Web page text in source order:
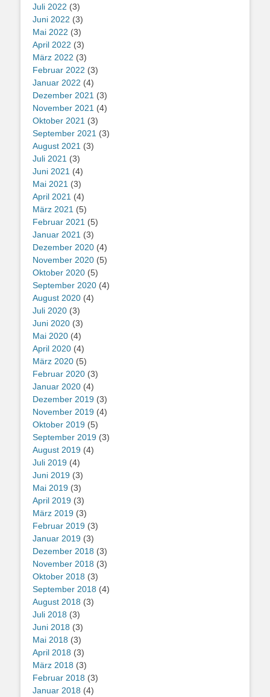
Juli 2022 (3)
Juni 2022 (3)
Mai 2022 (3)
April 2022 (3)
März 2022 (3)
Februar 2022 (3)
Januar 2022 (4)
Dezember 2021 (3)
November 2021 (4)
Oktober 2021 (3)
September 2021 (3)
August 2021 (3)
Juli 2021 (3)
Juni 2021 (4)
Mai 2021 (3)
April 2021 (4)
März 2021 (5)
Februar 2021 (5)
Januar 2021 (3)
Dezember 2020 (4)
November 2020 (5)
Oktober 2020 (5)
September 2020 (4)
August 2020 (4)
Juli 2020 (3)
Juni 2020 (3)
Mai 2020 (4)
April 2020 (4)
März 2020 (5)
Februar 2020 (3)
Januar 2020 (4)
Dezember 2019 (3)
November 2019 (4)
Oktober 2019 (5)
September 2019 (3)
August 2019 (4)
Juli 2019 (4)
Juni 2019 (3)
Mai 2019 (3)
April 2019 (3)
März 2019 (3)
Februar 2019 (3)
Januar 2019 (3)
Dezember 2018 (3)
November 2018 (3)
Oktober 2018 (3)
September 2018 (4)
August 2018 (3)
Juli 2018 (3)
Juni 2018 (3)
Mai 2018 (3)
April 2018 (3)
März 2018 (3)
Februar 2018 (3)
Januar 2018 (4)